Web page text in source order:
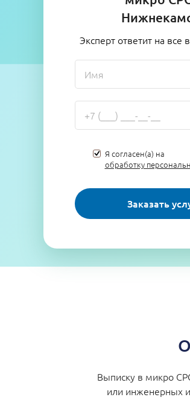
Эксперт ответит на все
Я согласен(а) на
обработку
Заказать
Выписку в микро
или инженерных